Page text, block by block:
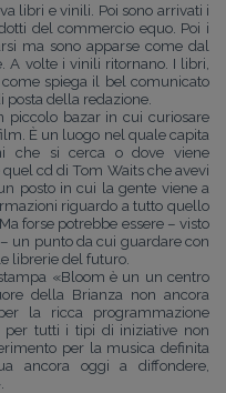
libri e vinili. Poi sono arrivati i
del commercio equo. Poi i
ma sono apparse come dal
A volte i vinili ritornano. I libri,
spiega il bel comunicato
posta della redazione.
piccolo bazar in cui curiosare
È un luogo nel quale capita
che si cerca o dove viene
cd di Tom Waits che avevi
posto in cui la gente viene a
riguardo a tutto quello
forse potrebbe essere – visto
un punto da cui guardare con
librerie del futuro.
«Bloom è un un centro
della Brianza non ancora
la ricca programmazione
per tutti i tipi di iniziative non
per la musica definita
ancora oggi a diffondere,